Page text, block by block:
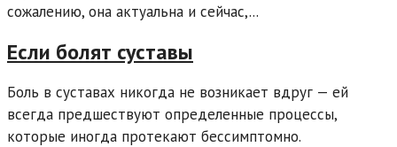
сожалению, она актуальна и сейчас,...
Если болят суставы
Боль в суставах никогда не возникает вдруг — ей
всегда предшествуют определенные процессы,
которые иногда протекают бессимптомно.